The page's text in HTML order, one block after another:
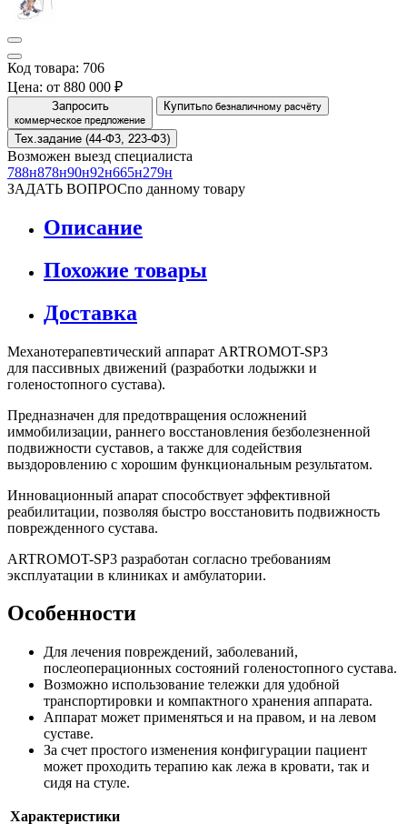
Код товара: 706
Цена: от 880 000 ₽
Запросить
коммерческое предложение
Купитьпо безналичному расчёту
Тех.задание (44-Ф3, 223-Ф3)
Возможен выезд специалиста
788н878н90н92н665н279н
ЗАДАТЬ ВОПРОСпо данному товару
Описание
Похожие товары
Доставка
Механотерапевтический аппарат ARTROMOT-SP3
для пассивных движений (разработки лодыжки и
голеностопного сустава).
Предназначен для предотвращения осложнений
иммобилизации, раннего восстановления безболезненной
подвижности суставов, а также для содействия
выздоровлению с хорошим функциональным результатом.
Инновационный апарат способствует эффективной
реабилитации, позволяя быстро восстановить подвижность
поврежденного сустава.
ARTROMOT-SP3 разработан согласно требованиям
эксплуатации в клиниках и амбулатории.
Особенности
Для лечения повреждений, заболеваний,
послеоперационных состояний голеностопного сустава.
Возможно использование тележки для удобной
транспортировки и компактного хранения аппарата.
Аппарат может применяться и на правом, и на левом
суставе.
За счет простого изменения конфигурации пациент
может проходить терапию как лежа в кровати, так и
сидя на стуле.
Характеристики